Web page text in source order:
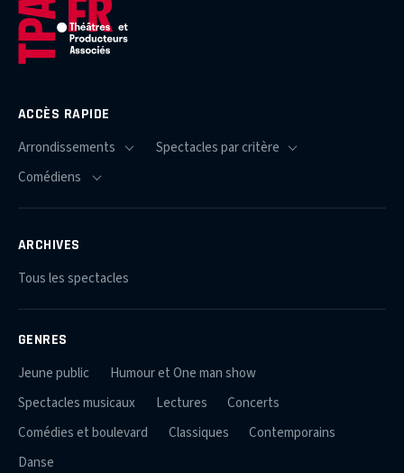
ACCÈS RAPIDE
ARCHIVES
Tous les spectacles
GENRES
Jeune public
Humour et One man show
Spectacles musicaux
Lectures
Concerts
Comédies et boulevard
Classiques
Contemporains
Danse